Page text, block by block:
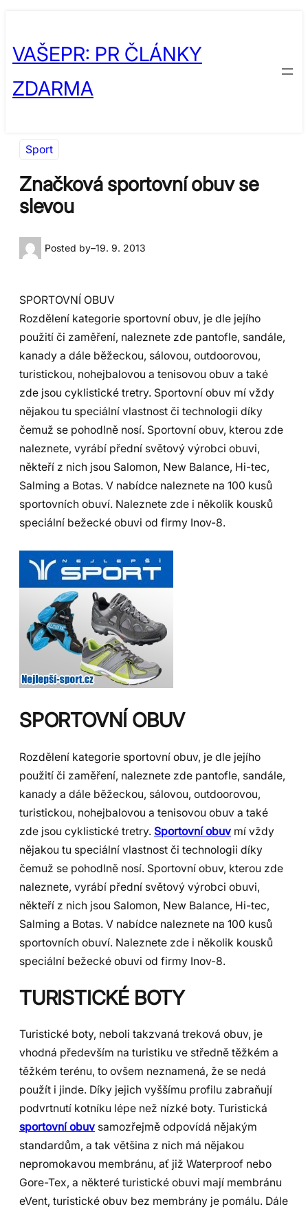
obsah
content
VAŠEPR: PR ČLÁNKY
ZDARMA
Sport
Značková sportovní obuv se
slevou
Posted by–19. 9. 2013
SPORTOVNÍ OBUV
Rozdělení kategorie sportovní obuv, je dle jejího
použití či zaměření, naleznete zde pantofle, sandále,
kanady a dále běžeckou, sálovou, outdoorovou,
turistickou, nohejbalovou a tenisovou obuv a také
zde jsou cyklistické tretry. Sportovní obuv mí vždy
nějakou tu speciální vlastnost či technologii díky
čemuž se pohodlně nosí. Sportovní obuv, kterou zde
naleznete, vyrábí přední světový výrobci obuvi,
někteří z nich jsou Salomon, New Balance, Hi-tec,
Salming a Botas. V nabídce naleznete na 100 kusů
sportovních obuví. Naleznete zde i několik kousků
speciální bežecké obuvi od firmy Inov-8.
SPORTOVNÍ OBUV
Rozdělení kategorie sportovní obuv, je dle jejího
použití či zaměření, naleznete zde pantofle, sandále,
kanady a dále běžeckou, sálovou, outdoorovou,
turistickou, nohejbalovou a tenisovou obuv a také
zde jsou cyklistické tretry. Sportovní obuv mí vždy
nějakou tu speciální vlastnost či technologii díky
čemuž se pohodlně nosí. Sportovní obuv, kterou zde
naleznete, vyrábí přední světový výrobci obuvi,
někteří z nich jsou Salomon, New Balance, Hi-tec,
Salming a Botas. V nabídce naleznete na 100 kusů
sportovních obuví. Naleznete zde i několik kousků
speciální bežecké obuvi od firmy Inov-8.
TURISTICKÉ BOTY
Turistické boty, neboli takzvaná treková obuv, je
vhodná především na turistiku ve středně těžkém a
těžkém terénu, to ovšem neznamená, že se nedá
použít i jinde. Díky jejich vyššímu profilu zabraňují
podvrtnutí kotníku lépe než nízké boty. Turistická
sportovní obuv samozřejmě odpovídá nějakým
standardům, a tak většina z nich má nějakou
nepromokavou membránu, ať již Waterproof nebo
Gore-Tex, a některé turistické obuvi mají membránu
eVent, turistické obuv bez membrány je pomálu. Dále